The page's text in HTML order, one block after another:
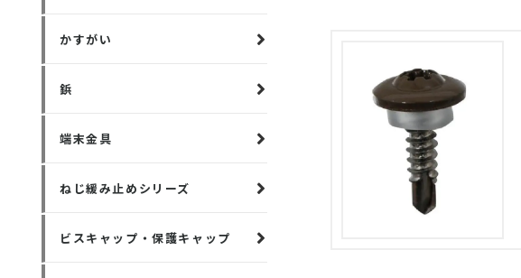
かすがい
鋲
端末金具
ねじ緩み止めシリーズ
ビスキャップ・保護キャップ